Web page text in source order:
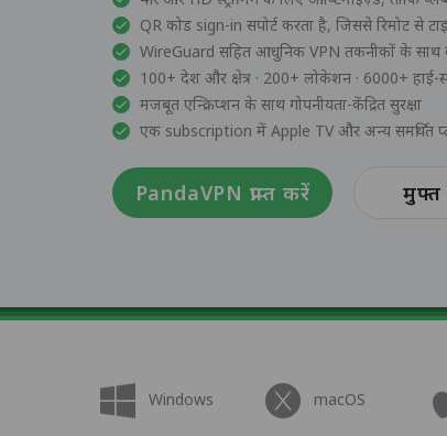
QR कोड sign-in सपोर्ट करता है, जिससे रिमोट से
WireGuard सहित आधुनिक VPN तकनीकों के साथ
100+ देश और क्षेत्र · 200+ लोकेशन · 6000+ हाई-
मजबूत एन्क्रिप्शन के साथ गोपनीयता-केंद्रित सुरक्षा
एक subscription में Apple TV और अन्य समर्थित
PandaVPN प्राप्त करें मुफ्त
Windows macOS